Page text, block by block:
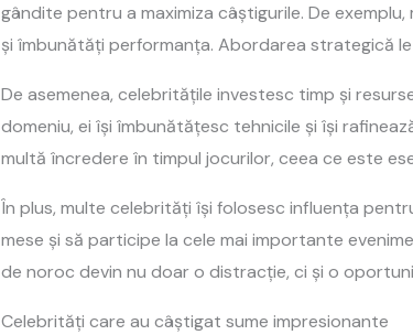
gândite pentru a maximiza câștigurile. De
și îmbunătăți performanța. Abordarea strategică
De asemenea, celebritățile investesc timp și
domeniu, ei își îmbunătățesc tehnicile și își
multă încredere în timpul jocurilor, ceea ce este
În plus, multe celebrități își folosesc influența
mese și să participe la cele mai importante
de noroc devin nu doar o distracție, ci și o
Celebrități care au câștigat sume impresionante